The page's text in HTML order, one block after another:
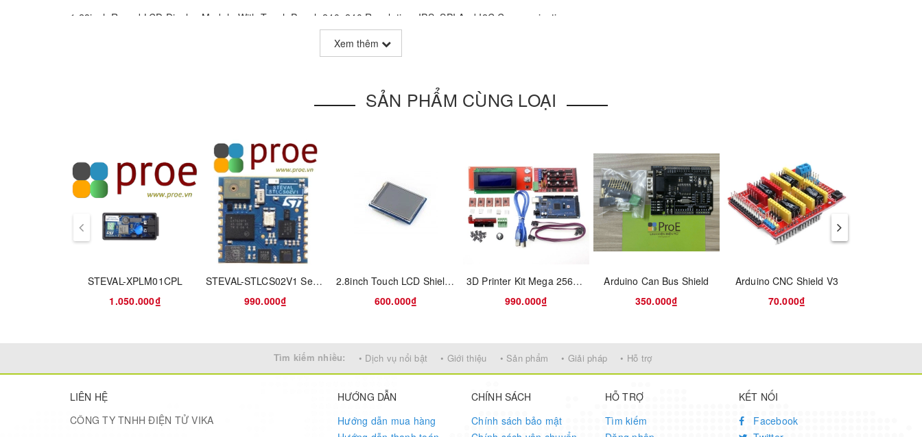
1.28inch Round LCD Display Module With Touch Panel, 240×240 Resolution, IPS, SPI And I2C Communication
Comes with examples for Raspberry Pi, Raspberry Pi Pico, Arduino, STM32, etc.
Size 1.28"
Resolution 240×240
Display Color 65K
Touch Driver CST816S
Features At A Glance
Xem thêm
SẢN PHẨM CÙNG LOẠI
STEVAL-XPLM01CPL
1.050.000₫
STEVAL-STLCS02V1 SensorTile connectable sensor node: solder only
990.000₫
2.8inch Touch LCD Shield for Arduino
600.000₫
3D Printer Kit Mega 2560 R3 + 1Pcs RAMPS 1.4 Controller + 5P
990.000₫
Arduino Can Bus Shield
350.000₫
Arduino CNC Shield V3
70.000₫
prev
Tìm kiếm nhiều: • Dịch vụ nổi bật • Giới thiệu • Sản phẩm • Giải pháp • Hỗ trợ
LIÊN HỆ
CÔNG TY TNHH ĐIỆN TỬ VIKA
HƯỚNG DẪN
Hướng dẫn mua hàng
CHÍNH SÁCH
Chính sách bảo mật
HỖ TRỢ
Tìm kiếm
KẾT NỐI
Facebook